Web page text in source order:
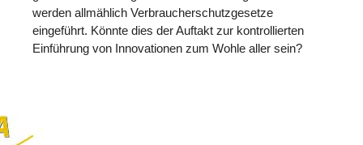
werden allmählich Verbraucherschutzgesetze
eingeführt. Könnte dies der Auftakt zur kontrollierten
Einführung von Innovationen zum Wohle aller sein?